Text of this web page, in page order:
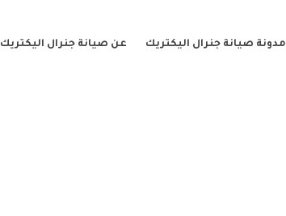
مدونة صيانة جنرال اليكتريك عن صيانة جنرال اليكتريك